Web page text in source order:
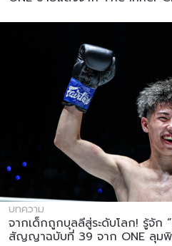
บทความ
จากเด็กถูกบุลลีสู่ระดับโลก! รู้จัก “
สัญญาฉบับที่ 39 จาก ONE ลุม